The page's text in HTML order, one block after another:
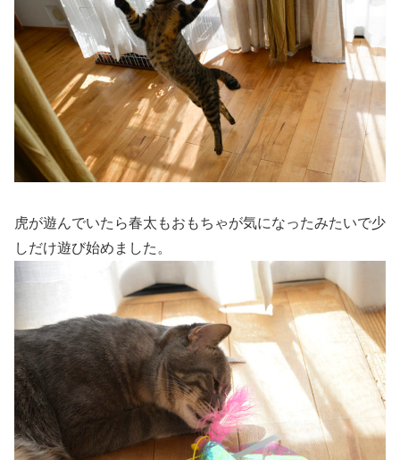
虎が遊んでいたら春太もおもちゃが気になったみたいで少
しだけ遊び始めました。